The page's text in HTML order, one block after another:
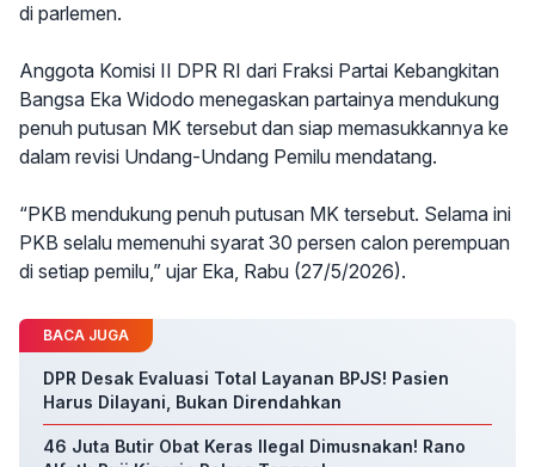
di parlemen.
Anggota Komisi II DPR RI dari Fraksi Partai Kebangkitan
Bangsa Eka Widodo menegaskan partainya mendukung
penuh putusan MK tersebut dan siap memasukkannya ke
dalam revisi Undang-Undang Pemilu mendatang.
“PKB mendukung penuh putusan MK tersebut. Selama ini
PKB selalu memenuhi syarat 30 persen calon perempuan
di setiap pemilu,” ujar Eka, Rabu (27/5/2026).
BACA JUGA
DPR Desak Evaluasi Total Layanan BPJS! Pasien
Harus Dilayani, Bukan Direndahkan
46 Juta Butir Obat Keras Ilegal Dimusnakan! Rano